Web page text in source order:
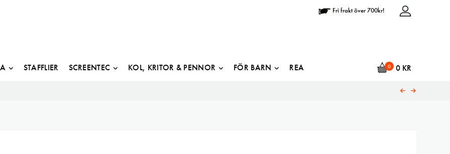
Fri frakt över 700kr!
0 0 KR
STAFFLIER SCREENTEC KOL, KRITOR & PENNOR FÖR BARN REA